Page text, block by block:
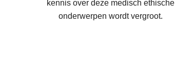
kennis over deze medisch ethische
onderwerpen wordt vergroot.